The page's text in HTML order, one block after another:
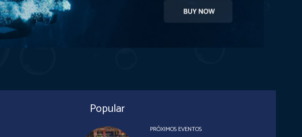
Popular
PRÓXIMOS EVENTOS